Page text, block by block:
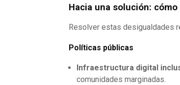
Hacia una solución:
Resolver estas desigualdades
Políticas públicas
Infraestructura digital
comunidades marginadas.